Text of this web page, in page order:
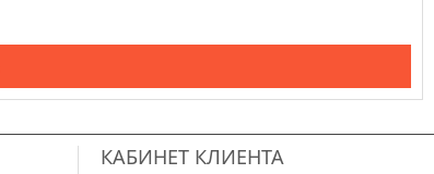
КАБИНЕТ КЛИЕНТА